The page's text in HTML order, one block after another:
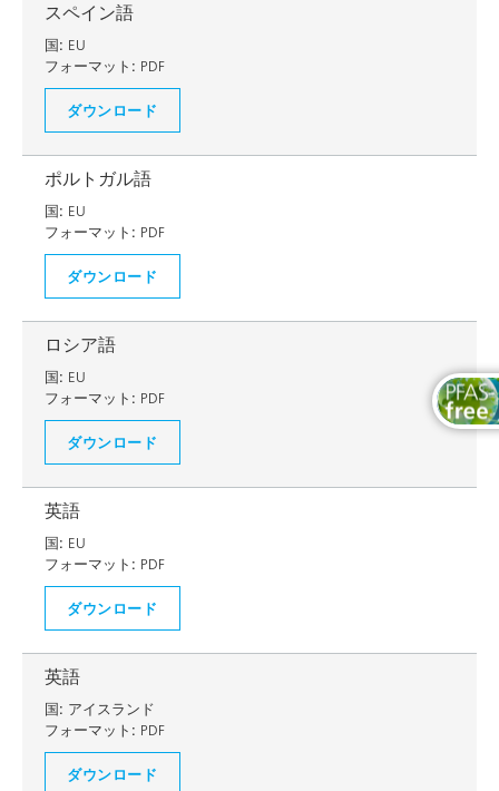
スペイン語
国: EU
フォーマット: PDF
ダウンロード
ポルトガル語
国: EU
フォーマット: PDF
ダウンロード
ロシア語
国: EU
フォーマット: PDF
ダウンロード
英語
国: EU
フォーマット: PDF
ダウンロード
英語
国: アイスランド
フォーマット: PDF
ダウンロード